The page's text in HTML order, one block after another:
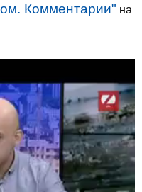
Комментарии" на